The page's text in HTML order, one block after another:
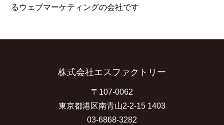
る ウェブマーケティングの会社です
株式会社エスファクトリー
〒107-0062
東京都港区南青山2-2-15 1403
03-6868-3282